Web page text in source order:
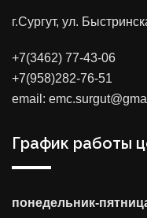
г.Сургут, ул.
+7(3462) 77-43-06
+7(958)282-76-51
email:
График работы
понедельник-